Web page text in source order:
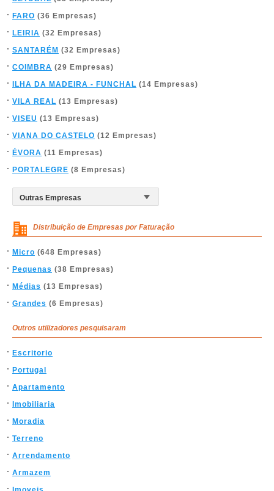
FARO (36 Empresas)
LEIRIA (32 Empresas)
SANTARÉM (32 Empresas)
COIMBRA (29 Empresas)
ILHA DA MADEIRA - FUNCHAL (14 Empresas)
VILA REAL (13 Empresas)
VISEU (13 Empresas)
VIANA DO CASTELO (12 Empresas)
ÉVORA (11 Empresas)
PORTALEGRE (8 Empresas)
Distribuição de Empresas por Faturação
Micro (648 Empresas)
Pequenas (38 Empresas)
Médias (13 Empresas)
Grandes (6 Empresas)
Outros utilizadores pesquisaram
Escritorio
Portugal
Apartamento
Imobiliaria
Moradia
Terreno
Arrendamento
Armazem